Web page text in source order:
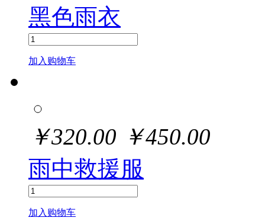
黑色雨衣
加入购物车
￥320.00 ￥450.00
雨中救援服
加入购物车